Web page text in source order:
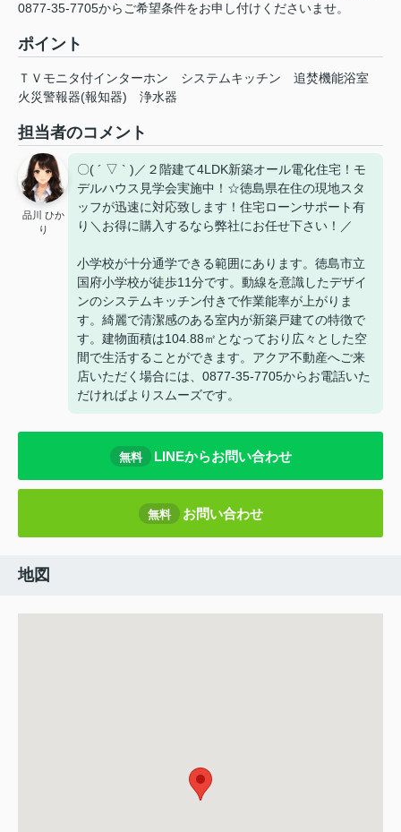
0877-35-7705からご希望条件をお申し付けくださいませ。
ポイント
ＴＶモニタ付インターホン システムキッチン
追焚機能浴室
火災警報器(報知器)
浄水器
担当者のコメント
品川 ひか
り
〇( ´ ▽ ` )／２階建て4LDK新築オール電化住宅！モ
デルハウス見学会実施中！☆徳島県在住の現地スタ
ッフが迅速に対応致します！住宅ローンサポート有
り＼お得に購入するなら弊社にお任せ下さい！／
小学校が十分通学できる範囲にあります。徳島市立
国府小学校が徒歩11分です。動線を意識したデザイ
ンのシステムキッチン付きで作業能率が上がりま
す。綺麗で清潔感のある室内が新築戸建ての特徴で
す。建物面積は104.88㎡となっており広々とした空
間で生活することができます。アクア不動産へご来
店いただく場合には、0877-35-7705からお電話いた
だければよりスムーズです。
無料 LINEからお問い合わせ
無料 お問い合わせ
地図